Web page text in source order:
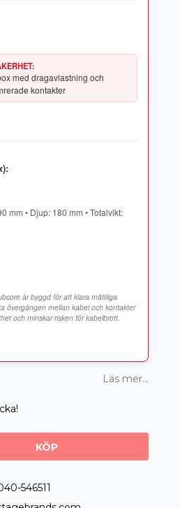
med dragavlastning och
kontakter
mm • Djup: 180 mm • Totalvikt:
är byggd för att klara måttliga
övergången mellan kabel och kontakter
Läs mer...
KÖP
546511